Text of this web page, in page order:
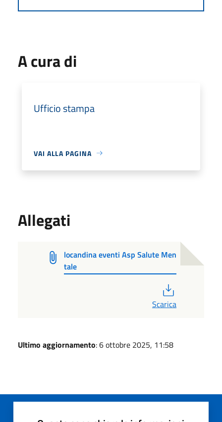
A cura di
Ufficio stampa
VAI ALLA PAGINA
Allegati
locandina eventi Asp Salute Men
tale
Scarica
Ultimo aggiornamento: 6 ottobre 2025, 11:58